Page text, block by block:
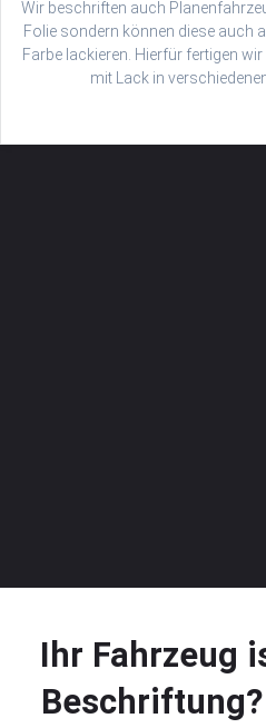
Wir beschriften auch
Folie sondern können diese auch
Farbe lackieren. Hierfür fertigen
mit Lack in
Ihr Fahrzeug
Beschriftung?